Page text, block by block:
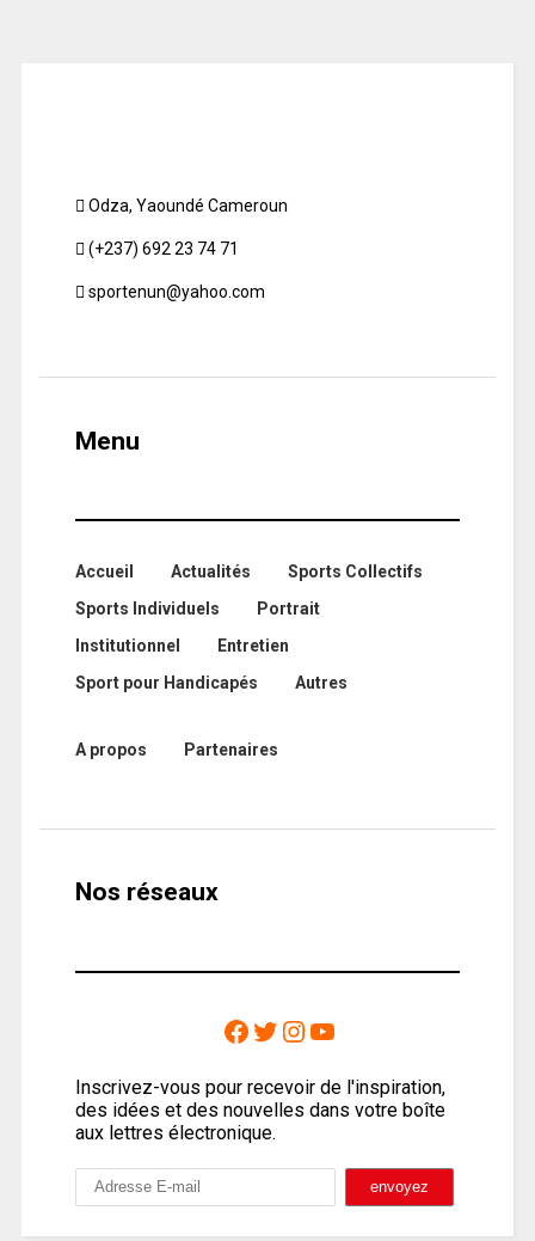
Odza, Yaoundé Cameroun
(+237) 692 23 74 71
sportenun@yahoo.com
Menu
Accueil Actualités
Sports Collectifs
Sports Individuels
Portrait
Institutionnel
Entretien
Sport pour Handicapés
Autres
A propos Partenaires
Nos réseaux
Inscrivez-vous pour recevoir de l'inspiration,
des idées et des nouvelles dans votre boîte
aux lettres électronique.